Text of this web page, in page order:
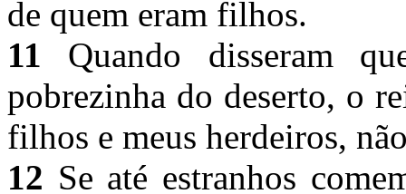
de quem eram filhos.
11 Quando disseram
pobrezinha do deserto, o
filhos e meus herdeiros,
12 Se até estranhos